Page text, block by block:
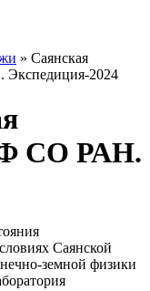
» Саянская
Экспедиция-2024
СО РАН.
Саянской
земной физики